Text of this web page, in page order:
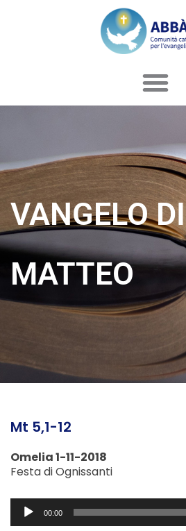
VANGELO DI
MATTEO
Mt 5,1-12
Omelia 1-11-2018
Festa di Ognissanti
Audio
Player00:00